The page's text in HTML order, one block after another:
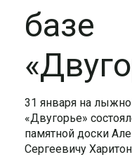
базе
31 января на
«Двугорье»
памятной доски
Сергеевичу